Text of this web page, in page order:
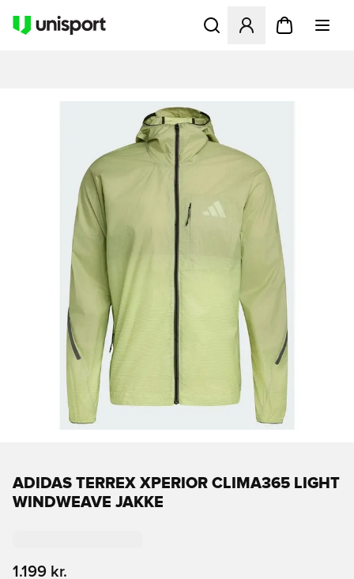
Åbner en Modal til at
ADIDAS TERREX XPERIOR CLIMA365 LIGHT
WINDWEAVE JAKKE
1.199 kr.